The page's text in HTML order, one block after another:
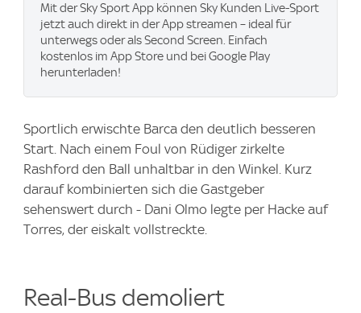
Mit der Sky Sport App können Sky Kunden Live-Sport
jetzt auch direkt in der App streamen – ideal für
unterwegs oder als Second Screen. Einfach
kostenlos im App Store und bei Google Play
herunterladen!
Sportlich erwischte Barca den deutlich besseren
Start. Nach einem Foul von Rüdiger zirkelte
Rashford den Ball unhaltbar in den Winkel. Kurz
darauf kombinierten sich die Gastgeber
sehenswert durch - Dani Olmo legte per Hacke auf
Torres, der eiskalt vollstreckte.
Real-Bus demoliert